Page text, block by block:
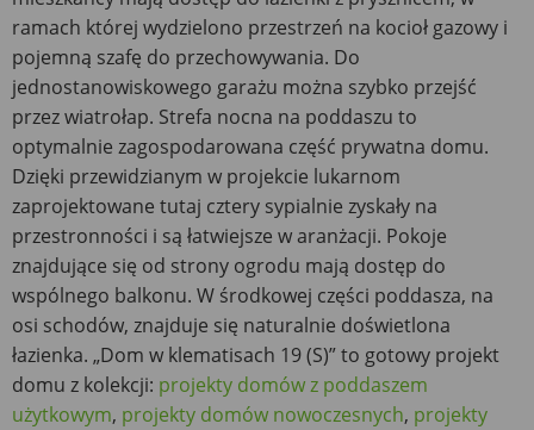
ramach której wydzielono przestrzeń na kocioł gazowy i
pojemną szafę do przechowywania. Do
jednostanowiskowego garażu można szybko przejść
przez wiatrołap. Strefa nocna na poddaszu to
optymalnie zagospodarowana część prywatna domu.
Dzięki przewidzianym w projekcie lukarnom
zaprojektowane tutaj cztery sypialnie zyskały na
przestronności i są łatwiejsze w aranżacji. Pokoje
znajdujące się od strony ogrodu mają dostęp do
wspólnego balkonu. W środkowej części poddasza, na
osi schodów, znajduje się naturalnie doświetlona
łazienka. „Dom w klematisach 19 (S)” to gotowy projekt
domu z kolekcji: projekty domów z poddaszem
użytkowym, projekty domów nowoczesnych, projekty